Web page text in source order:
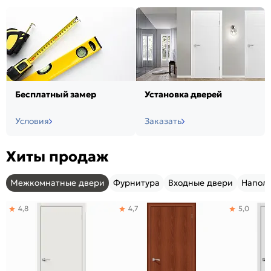
Бесплатный замер
Условия
Установка дверей
Заказать
Хиты продаж
Межкомнатные двери Фурнитура Входные двери
4,8 4,7 5,0